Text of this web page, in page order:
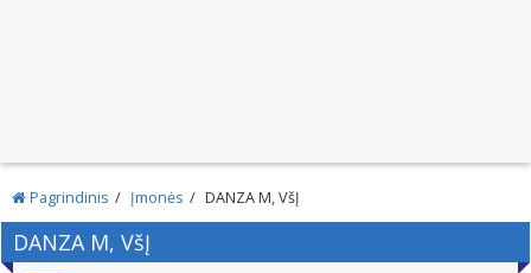
Pagrindinis Įmonės DANZA M, VšĮ
DANZA M, VšĮ